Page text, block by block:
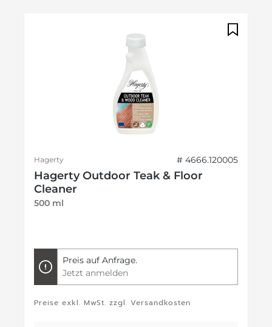
Hagerty # 4666.120005
Hagerty Outdoor Teak & Floor
Cleaner
500 ml
Preis auf Anfrage.
Jetzt anmelden
Preise exkl. MwSt. zzgl. Versandkosten